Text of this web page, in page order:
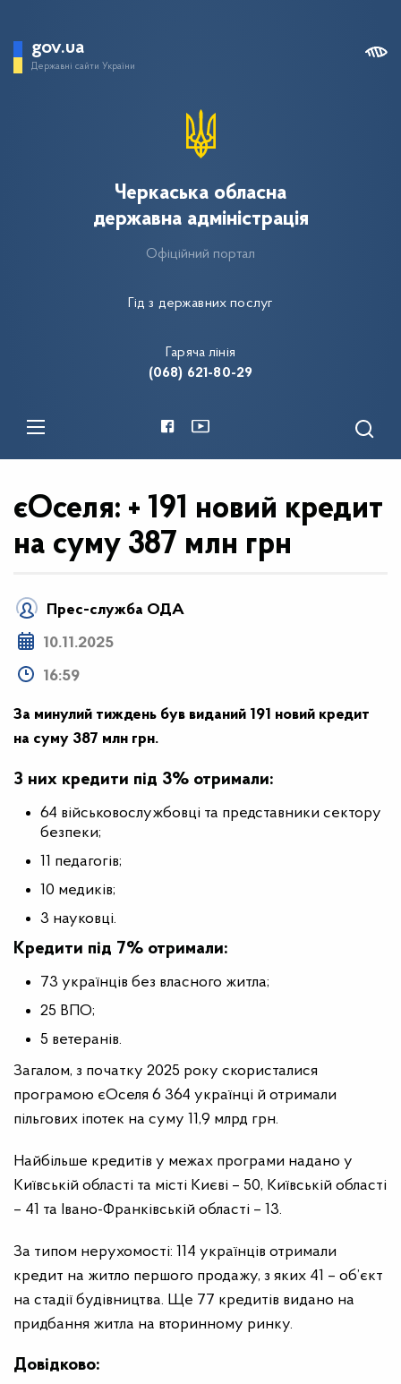
gov.ua
Державні сайти України
Гід з державних послуг
Черкаська обласна
державна адміністрація
Офіційний портал
Гаряча лінія
(068) 621-80-29
єОселя: + 191 новий кредит
на суму 387 млн грн
Прес-служба ОДА
10.11.2025
16:59
За минулий тиждень був виданий 191 новий кредит
на суму 387 млн грн.
З них кредити під 3% отримали:
64 військовослужбовці та представники сектору
безпеки;
11 педагогів;
10 медиків;
3 науковці.
Кредити під 7% отримали:
73 українців без власного житла;
25 ВПО;
5 ветеранів.
Загалом, з початку 2025 року скористалися
програмою єОселя 6 364 українці й отримали
пільгових іпотек на суму 11,9 млрд грн.
Найбільше кредитів у межах програми надано у
Київській області та місті Києві – 50, Київській області
– 41 та Івано-Франківській області – 13.
За типом нерухомості: 114 українців отримали
кредит на житло першого продажу, з яких 41 – об’єкт
на стадії будівництва. Ще 77 кредитів видано на
придбання житла на вторинному ринку.
Довідково: